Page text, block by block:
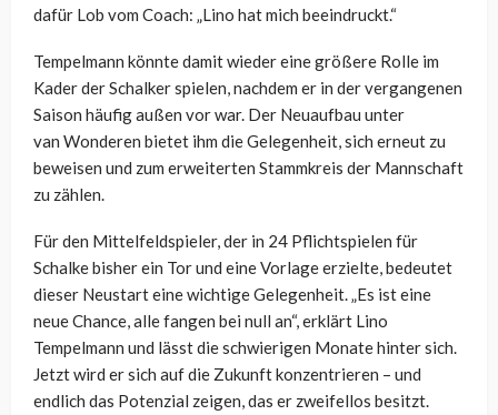
dafür Lob vom Coach: „Lino hat mich beeindruckt.“
Tempelmann könnte damit wieder eine größere Rolle im
Kader der Schalker spielen, nachdem er in der vergangenen
Saison häufig außen vorwar. Der Neuaufbau unter
van Wonderen bietet ihm die Gelegenheit, sich erneut zu
beweisen und zum erweiterten Stammkreis der Mannschaft
zu zählen.
Für den Mittelfeldspieler, der in 24 Pflichtspielen für
Schalke bisher ein Tor und eine Vorlage erzielte, bedeutet
dieser Neustart eine wichtige Gelegenheit. „Es ist eine
neue Chance, alle fangen bei null an“, erklärt Lino
Tempelmann und lässt die schwierigen Monate hinter sich.
Jetzt wird er sich auf die Zukunft konzentrieren – und
endlich das Potenzial zeigen, das er zweifellos besitzt.